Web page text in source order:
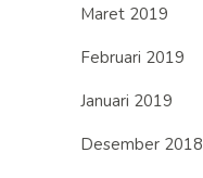
Maret 2019
Februari 2019
Januari 2019
Desember 2018